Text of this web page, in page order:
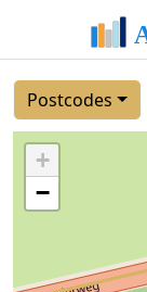
Postcodes
+
−